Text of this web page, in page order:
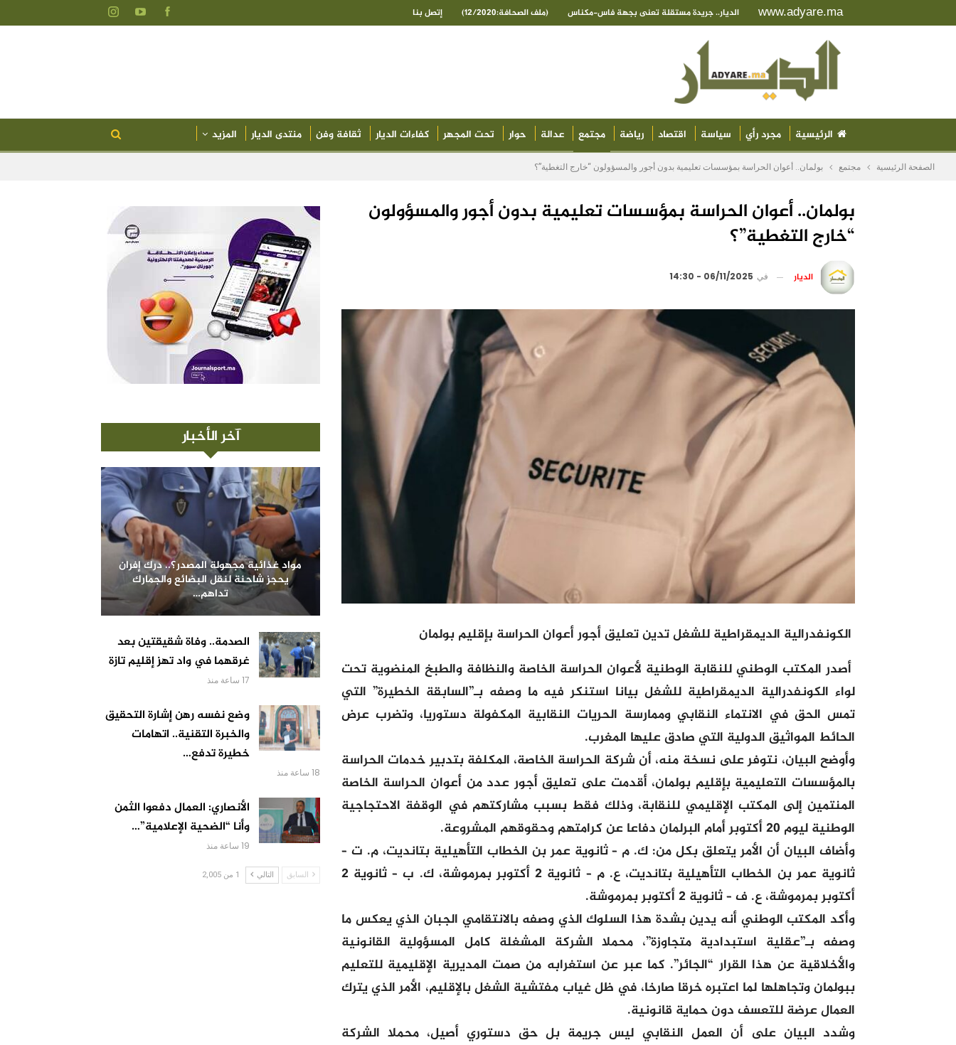
www.adyare.ma الديار.. جريدة مستقلة تعنى بجهة فاس-مكناس (ملف الصحافة:12/2020) إتصل بنا
الرئيسية مجرد رأي سياسة اقتصاد رياضة مجتمع عدالة حوار تحت المجهر كفاءات الديار ثقافة وفن منتدى الديار المزيد
الصفحة الرئيسية مجتمع بولمان.. أعوان الحراسة بمؤسسات تعليمية بدون أجور والمسؤولون “خارج التغطية”؟
بولمان.. أعوان الحراسة بمؤسسات تعليمية بدون أجور والمسؤولون
“خارج التغطية”؟
الديار في 06/11/2025 - 14:30
الكونفدرالية الديمقراطية للشغل تدين تعليق أجور أعوان الحراسة بإقليم بولمان
أصدر المكتب الوطني للنقابة الوطنية لأعوان الحراسة الخاصة والنظافة والطبخ المنضوية تحت
لواء الكونفدرالية الديمقراطية للشغل بيانا استنكر فيه ما وصفه بـ”السابقة الخطيرة” التي
تمس الحق في الانتماء النقابي وممارسة الحريات النقابية المكفولة دستوريا، وتضرب عرض
الحائط المواثيق الدولية التي صادق عليها المغرب.
وأوضح البيان، نتوفر على نسخة منه، أن شركة الحراسة الخاصة، المكلفة بتدبير خدمات الحراسة
بالمؤسسات التعليمية بإقليم بولمان، أقدمت على تعليق أجور عدد من أعوان الحراسة الخاصة
المنتمين إلى المكتب الإقليمي للنقابة، وذلك فقط بسبب مشاركتهم في الوقفة الاحتجاجية
الوطنية ليوم 20 أكتوبر أمام البرلمان دفاعا عن كرامتهم وحقوقهم المشروعة.
وأضاف البيان أن الأمر يتعلق بكل من: ك. م – ثانوية عمر بن الخطاب التأهيلية بتانديت، م. ت –
ثانوية عمر بن الخطاب التأهيلية بتانديت، ع. م – ثانوية 2 أكتوبر بمرموشة، ك. ب – ثانوية 2
أكتوبر بمرموشة، ع. ف – ثانوية 2 أكتوبر بمرموشة.
وأكد المكتب الوطني أنه يدين بشدة هذا السلوك الذي وصفه بالانتقامي الجبان الذي يعكس ما
وصفه بـ”عقلية استبدادية متجاوزة”، محملا الشركة المشغلة كامل المسؤولية القانونية
والأخلاقية عن هذا القرار “الجائر”. كما عبر عن استغرابه من صمت المديرية الإقليمية للتعليم
ببولمان وتجاهلها لما اعتبره خرقا صارخا، في ظل غياب مفتشية الشغل بالإقليم، الأمر الذي يترك
العمال عرضة للتعسف دون حماية قانونية.
وشدد البيان على أن العمل النقابي ليس جريمة بل حق دستوري أصيل، محملا الشركة
آخر الأخبار
مواد غذائية مجهولة المصدر؟.. درك إفران
يحجز شاحنة لنقل البضائع والجمارك
تداهم…
الصدمة.. وفاة شقيقتين بعد
غرقهما في واد تهز إقليم تازة
17 ساعة منذ
وضع نفسه رهن إشارة التحقيق
والخبرة التقنية.. اتهامات
خطيرة تدفع…
18 ساعة منذ
الأنصاري: العمال دفعوا الثمن
وأنا “الضحية الإعلامية”…
19 ساعة منذ
السابق التالي 1 من 2,005